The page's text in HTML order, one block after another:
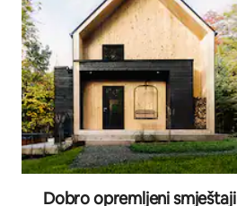
Dobro opremljeni smještaji